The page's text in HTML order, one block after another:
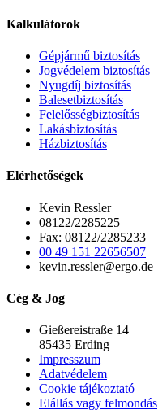
Kalkulátorok
Gépjármű biztosítás
Jogvédelem biztosítás
Nyugdíj biztosítás
Balesetbiztosítás
Felelősségbiztosítás
Lakásbiztosítás
Házbiztosítás
Elérhetőségek
Kevin Ressler
08122/2285225
Fax: 08122/2285233
00 49 151 22656507
kevin.ressler@ergo.de
Cég & Jog
Gießereistraße 14
85435 Erding
Impresszum
Adatvédelem
Cookie tájékoztató
Elállás vagy felmondás